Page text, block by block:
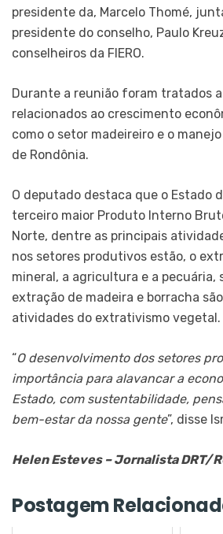
presidente da, Marcelo Thomé,
presidente do conselho, Paulo
conselheiros da FIERO.
Durante a reunião foram tratados
relacionados ao crescimento
como o setor madeireiro e o
de Rondônia.
O deputado destaca que o Estado
terceiro maior Produto Interno
Norte, dentre as principais
nos setores produtivos estão, o
mineral, a agricultura e a pecuária,
extração de madeira e borracha
atividades do extrativismo vegetal.
“O desenvolvimento dos setores
importância para alavancar a
Estado, com sustentabilidade,
bem-estar da nossa gente”, disse
Helen Esteves – Jornalista DRT/
Postagem